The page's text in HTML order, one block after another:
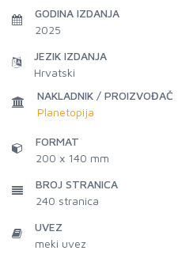
GODINA IZDANJA
2025
JEZIK IZDANJA
Hrvatski
NAKLADNIK / PROIZVOĐAČ
Planetopija
FORMAT
200 x 140 mm
BROJ STRANICA
240 stranica
UVEZ
meki uvez